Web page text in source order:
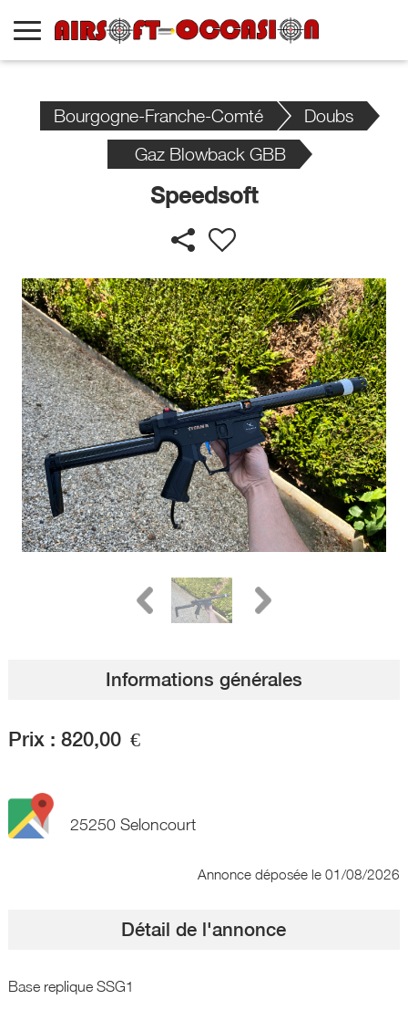
Bourgogne-Franche-Comté
Doubs
Gaz Blowback GBB
Speedsoft
Informations générales
Prix : 820,00 €
25250 Seloncourt
Annonce déposée le 01/08/2026
Détail de l'annonce
Base replique SSG1